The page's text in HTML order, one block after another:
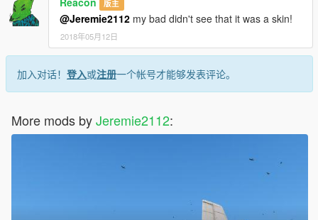
版主
@Jeremie2112 my bad didn't see that it was a skin!
2018年05月12日
加入对话！ 登入或注册一个帐号才能够发表评论。
More mods byJeremie2112: